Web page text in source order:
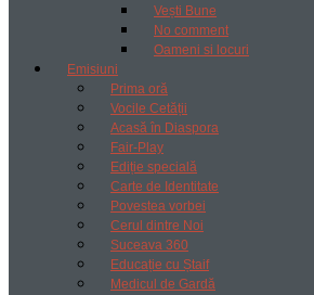
Vești Bune
No comment
Oameni si locuri
Emisiuni
Prima oră
Vocile Cetății
Acasă în Diaspora
Fair-Play
Ediție specială
Carte de Identitate
Povestea vorbei
Cerul dintre Noi
Suceava 360
Educație cu Ștaif
Medicul de Gardă